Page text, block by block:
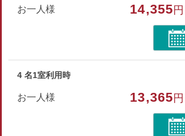
バス/トイレ/禁煙/インターネットができ
お一人様 14,355
4 名1室利用時
お一人様 13,365